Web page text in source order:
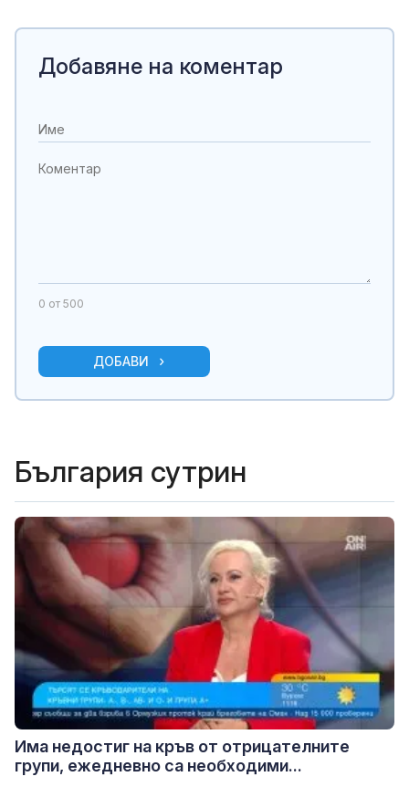
Добавяне на коментар
0 от 500
ДОБАВИ
България сутрин
Има недостиг на кръв от отрицателните
групи, ежедневно са необходими...